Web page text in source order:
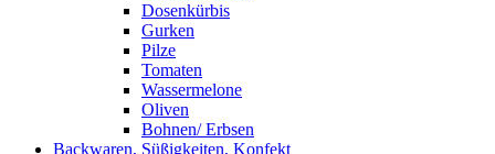
Dosenkürbis
Gurken
Pilze
Tomaten
Wassermelone
Oliven
Bohnen/ Erbsen
Backwaren, Süßigkeiten, Konfekt